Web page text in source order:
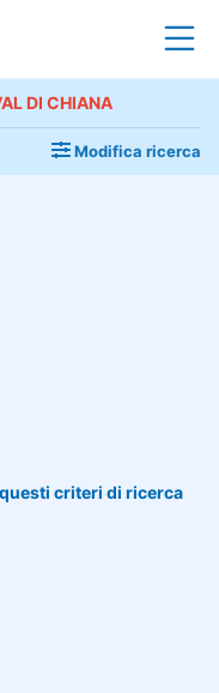
DI CHIANA
Modifica ricerca
criteri di ricerca